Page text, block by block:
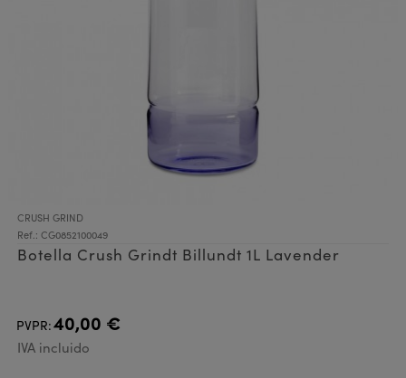
CRUSH GRIND
Ref.: CG0852100049
Botella Crush Grindt Billundt 1L Lavender
PVPR:40,00 €
IVA incluido